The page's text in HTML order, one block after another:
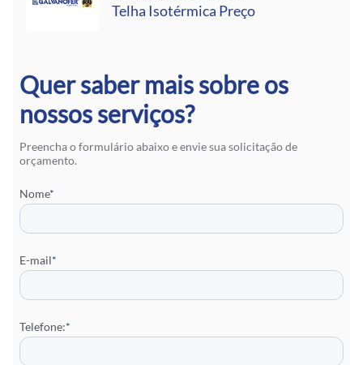
Telha Isotérmica Preço
Quer saber mais sobre os
nossos serviços?
Preencha o formulário abaixo e envie sua solicitação de
orçamento.
Nome*
E-mail*
Telefone:*